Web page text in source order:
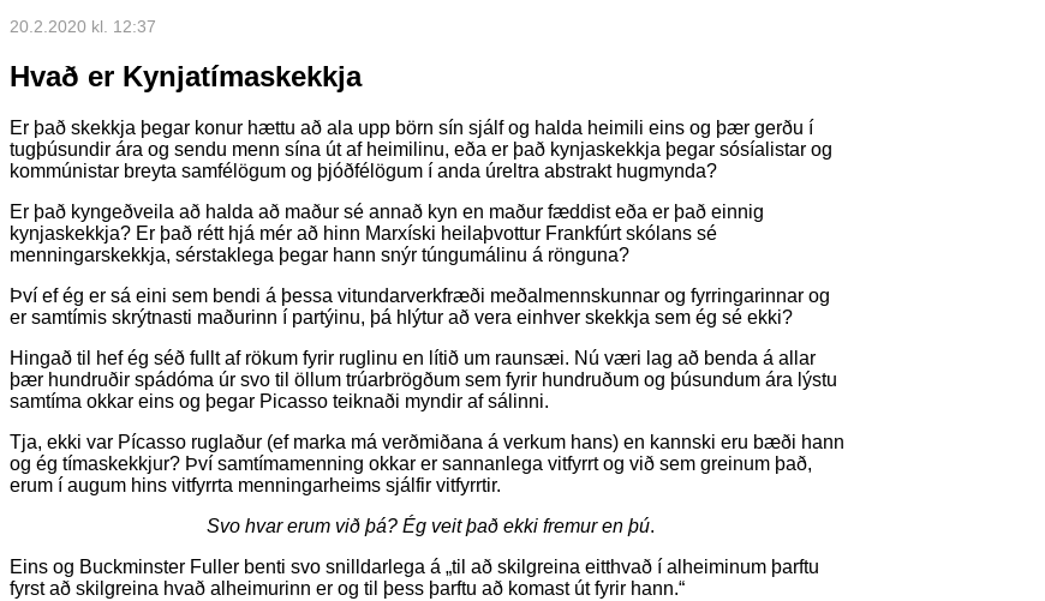
20.2.2020 kl. 12:37
Hvað er Kynjatímaskekkja
Er það skekkja þegar konur hættu að ala upp börn sín sjálf og halda heimili eins og þær gerðu í
tugþúsundir ára og sendu menn sína út af heimilinu, eða er það kynjaskekkja þegar sósíalistar og
kommúnistar breyta samfélögum og þjóðfélögum í anda úreltra abstrakt hugmynda?
Er það kyngeðveila að halda að maður sé annað kyn en maður fæddist eða er það einnig
kynjaskekkja? Er það rétt hjá mér að hinn Marxíski heilaþvottur Frankfúrt skólans sé
menningarskekkja, sérstaklega þegar hann snýr túngumálinu á rönguna?
Því ef ég er sá eini sem bendi á þessa vitundarverkfræði meðalmennskunnar og fyrringarinnar og
er samtímis skrýtnasti maðurinn í partýinu, þá hlýtur að vera einhver skekkja sem ég sé ekki?
Hingað til hef ég séð fullt af rökum fyrir ruglinu en lítið um raunsæi. Nú væri lag að benda á allar
þær hundruðir spádóma úr svo til öllum trúarbrögðum sem fyrir hundruðum og þúsundum ára lýstu
samtíma okkar eins og þegar Picasso teiknaði myndir af sálinni.
Tja, ekki var Pícasso ruglaður (ef marka má verðmiðana á verkum hans) en kannski eru bæði hann
og ég tímaskekkjur? Því samtímamenning okkar er sannanlega vitfyrrt og við sem greinum það,
erum í augum hins vitfyrrta menningarheims sjálfir vitfyrrtir.
Svo hvar erum við þá? Ég veit það ekki fremur en þú.
Eins og Buckminster Fuller benti svo snilldarlega á „til að skilgreina eitthvað í alheiminum þarftu
fyrst að skilgreina hvað alheimurinn er og til þess þarftu að komast út fyrir hann.“